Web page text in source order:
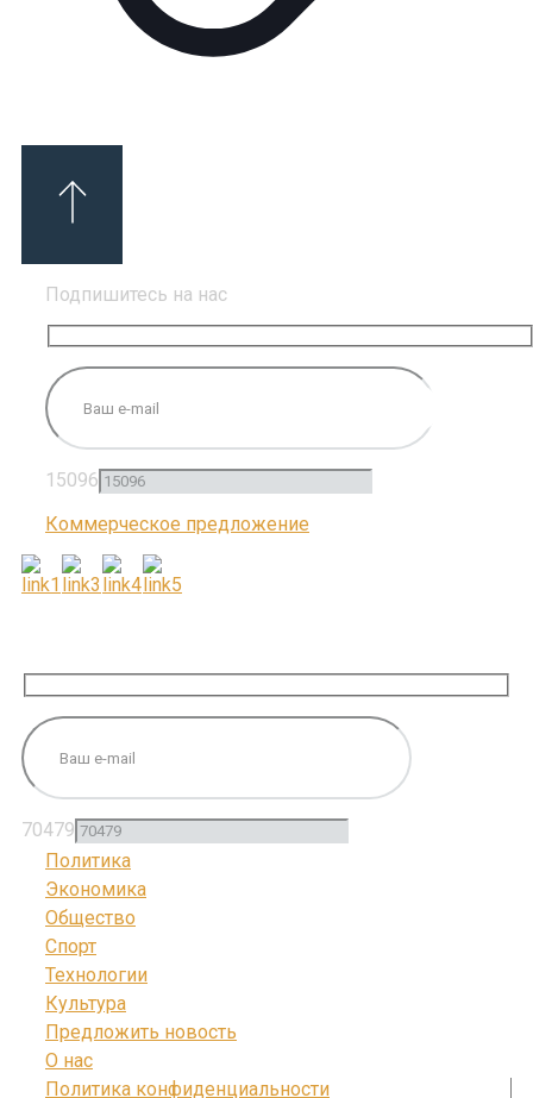
Подпишитесь на нас
15096
Коммерческое предложение
70479
Политика
Экономика
Общество
Спорт
Технологии
Культура
Предложить новость
О нас
Политика конфиденциальности